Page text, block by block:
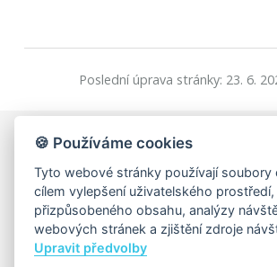
Poslední úprava stránky: 23. 6.
Univerzita Karlova, Matematicko-fyzikální
Katedra fyziky atmosféry
V Holešovičkách 747/2, 180 00 Praha 8
IČ: 00216208, DIČ: CZ00216208
Matfyz.cz |Matfyz Alumni
🍪 Používáme cookies
Tyto webové stránky používají soubory
cílem vylepšení uživatelského
přizpůsobeného obsahu, analýzy
webových stránek a zjištění zdroje
Upravit předvolby